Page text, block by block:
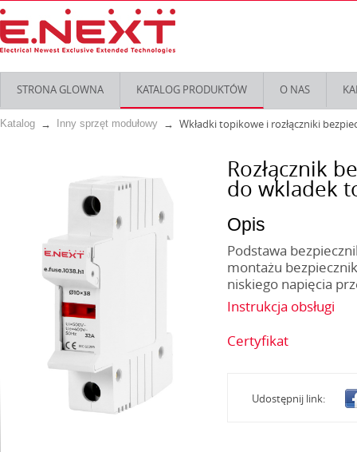
STRONA GLOWNA KATALOG PRODUKTÓW O NAS
Katalog Inny sprzęt modułowy Wkładki topikowe i rozłączniki
Rozłącznik
do wkladek
Opis
Podstawa
montażu
niskiego napięcia
Instrukcja obsługi
Certyfikat
Udostępnij link: